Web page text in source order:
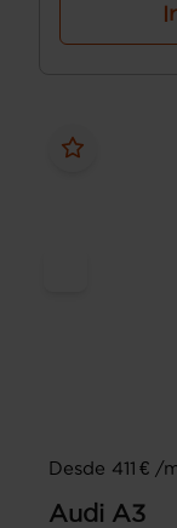
Desde 411 € /
Audi A3